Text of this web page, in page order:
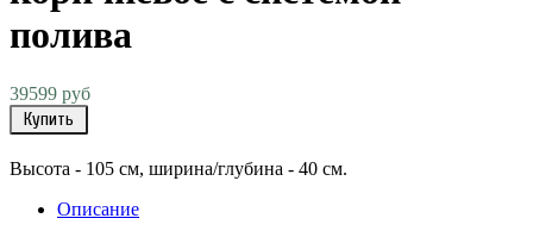
полива
39599 руб
Купить
Высота - 105 см, ширина/глубина - 40 см.
Описание